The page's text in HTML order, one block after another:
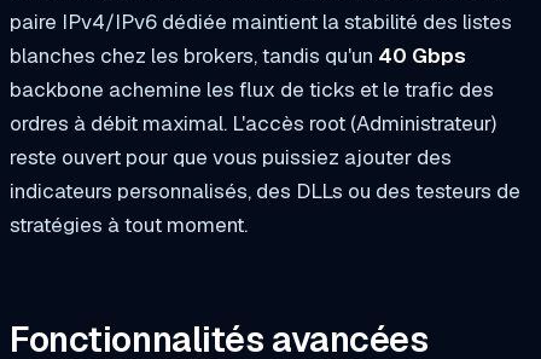
paire IPv4/IPv6 dédiée maintient la stabilité des listes
blanches chez les brokers, tandis qu'un 40 Gbps
backbone achemine les flux de ticks et le trafic des
ordres à débit maximal. L'accès root (Administrateur)
reste ouvert pour que vous puissiez ajouter des
indicateurs personnalisés, des DLLs ou des testeurs de
stratégies à tout moment.
Fonctionnalités avancées